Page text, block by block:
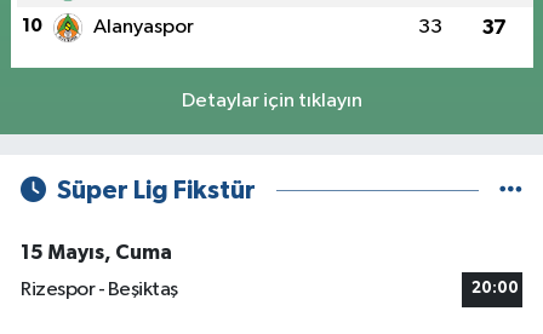
10 Alanyaspor 33 37
Detaylar için tıklayın
Süper Lig Fikstür
15 Mayıs, Cuma
Rizespor - Beşiktaş
20:00